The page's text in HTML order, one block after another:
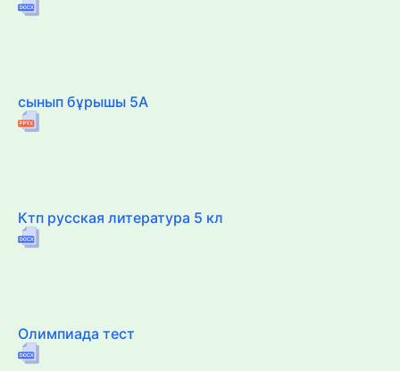
сынып бұрышы 5А
Ктп русская литература 5 кл
Олимпиада тест